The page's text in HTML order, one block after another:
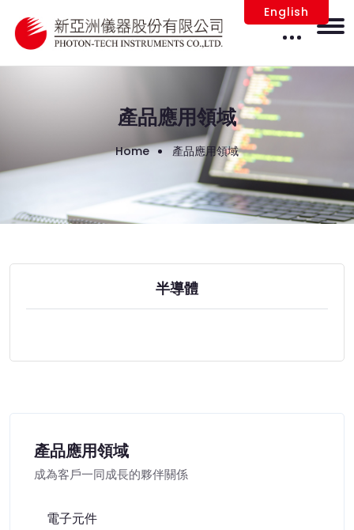
English
產品應用領域
Home 產品應用領域
半導體
產品應用領域
成為客戶一同成長的夥伴關係
電子元件